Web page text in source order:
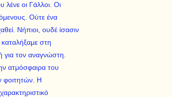
λένε οι Γάλλοι. Οι
Ούτε ένα
Νήπιοι, ουδέ ίσασιν
στη
τον αναγνώστη.
ατμόσφαιρα του
φοιτητών. Η